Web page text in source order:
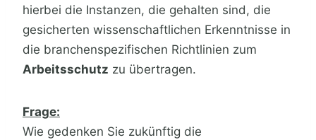
hierbei die Instanzen, die gehalten sind, die
gesicherten wissenschaftlichen Erkenntnisse in
die branchenspezifischen Richtlinien zum
Arbeitsschutz zu übertragen.
Frage:
Wie gedenken Sie zukünftig die